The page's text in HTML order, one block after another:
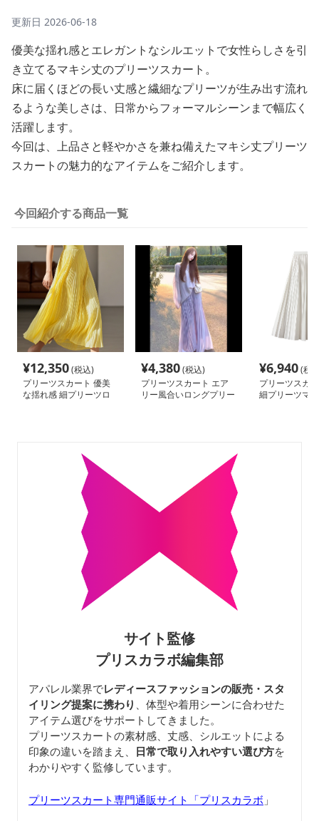
更新日 2026-06-18
優美な揺れ感とエレガントなシルエットで女性らしさを引
き立てるマキシ丈のプリーツスカート。
床に届くほどの長い丈感と繊細なプリーツが生み出す流れ
るような美しさは、日常からフォーマルシーンまで幅広く
活躍します。
今回は、上品さと軽やかさを兼ね備えたマキシ丈プリーツ
スカートの魅力的なアイテムをご紹介します。
今回紹介する商品一覧
¥12,350(税込)
プリーツスカート 優美
な揺れ感 細プリーツロ
¥4,380(税込)
プリーツスカート エア
リー風合いロングプリー
¥6,940(税
プリーツスカ
細プリーツマ
サイト監修
プリスカラボ編集部
アパレル業界でレディースファッションの販売・スタ
イリング提案に携わり
、体型や着用シーンに合わせた
アイテム選びをサポートしてきました。
プリーツスカートの素材感、丈感、シルエットによる
印象の違いを踏まえ、 日常で取り入れやすい選び方を
わかりやすく監修しています。
プリーツスカート専門通販サイト「プリスカラボ 」